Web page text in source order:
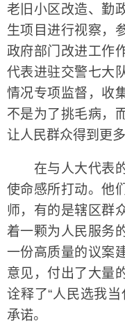
老旧小区改造、勤
生项目进行视察，
政府部门改进工作
代表进驻交警七大
情况专项监督，收
不是为了挑毛病，
让人民群众得到更多
在与人大代表的
使命感所打动。他
师，有的是辖区群
着一颗为人民服务
一份高质量的议案
意见，付出了大量
诠释了“人民选我
承诺。